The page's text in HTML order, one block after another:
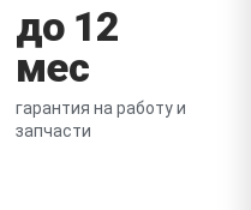
до 12
мес
гарантия на работу и
запчасти